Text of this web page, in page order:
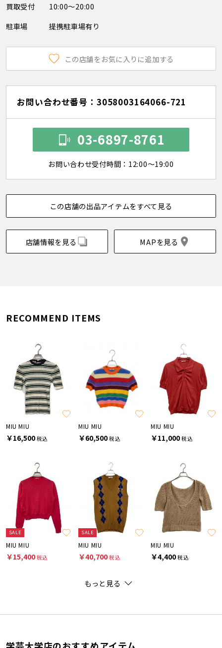
買取受付
10:00～20:00
駐車場
提携駐車場有り
この店舗をお気に入りに追加する
お問い合わせ番号：3058003164066-721
03-6897-8761
お問い合わせ受付時間：12:00～19:00
この店舗の出品アイテムをすべて見る
店舗情報を見る MAPを見る
RECOMMEND ITEMS
MIU MIU
￥16,500税込
MIU MIU
￥60,500税込
MIU MIU
￥11,000税込
SALE
MIU MIU
￥15,400税込
SALE
MIU MIU
￥40,700税込
MIU MIU
￥4,400税込
もっと見る